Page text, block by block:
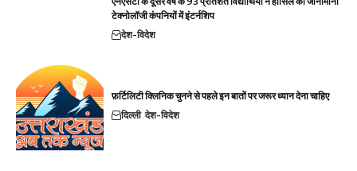
टेक्नोलॉजी कंपनियों में इंटर्नशिप
देश-विदेश
फ़र्टिलिटी क्लिनिक चुनने से पहले इन बातों पर जरूर ध्यान देना चाहिए
दिल्ली देश-विदेश